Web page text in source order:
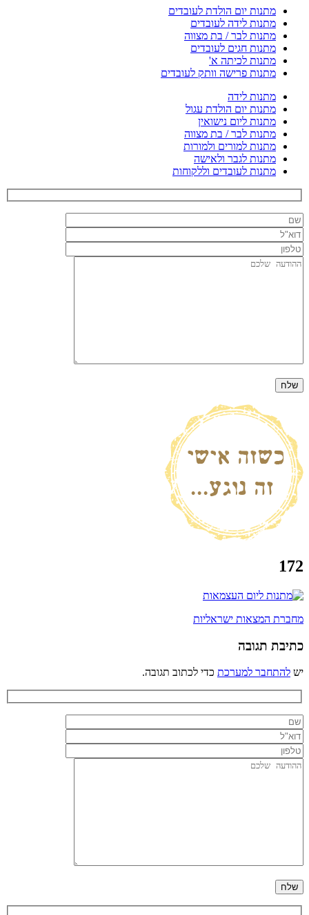
מתנות יום הולדת לעובדים
מתנות לידה לעובדים
מתנות לבר / בת מצווה
מתנות חגים לעובדים
מתנות לכיתה א'
מתנות פרישה וותק לעובדים
מתנות לידה
מתנות יום הולדת עגול
מתנות ליום נישואין
מתנות לבר / בת מצווה
מתנות למורים ולמורות
מתנות לגבר ולאישה
מתנות לעובדים וללקוחות
172
ניווט
מחברת המצאות ישראליות
כתיבת תגובה
יש להתחבר למערכת כדי לכתוב תגובה.